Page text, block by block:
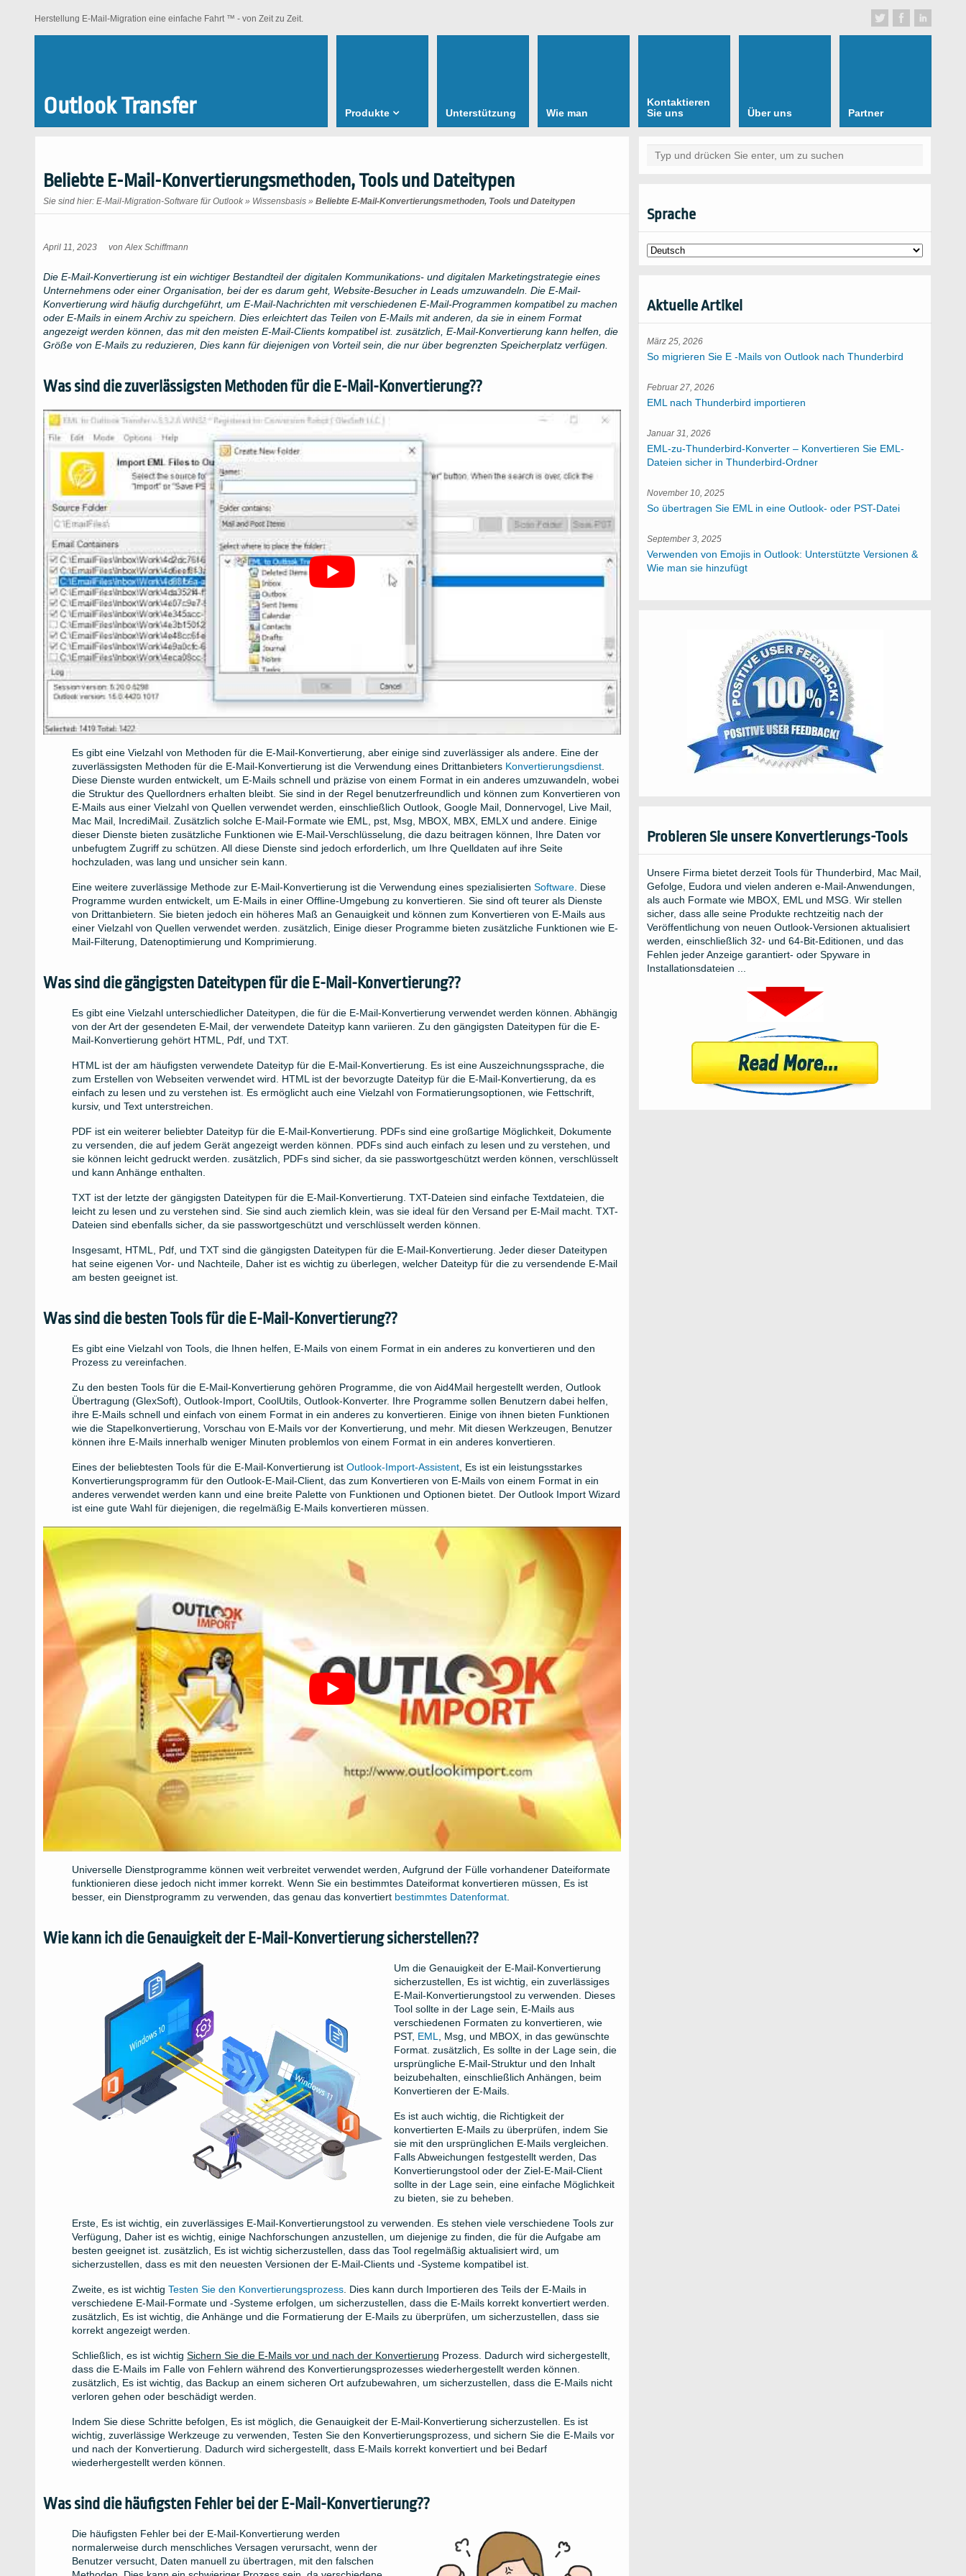
Herstellung E-Mail-Migration eine einfache Fahrt ™ - von Zeit zu Zeit.
Outlook Transfer Produkte Unterstützung Wie man
Kontaktieren
Sie uns
Über uns Partner
Beliebte E-Mail-Konvertierungsmethoden, Tools und Dateitypen
Sie sind hier: E-Mail-Migration-Software für Outlook » Wissensbasis » Beliebte E-Mail-Konvertierungsmethoden, Tools und Dateitypen
April 11, 2023 vonAlex Schiffmann
Die E-Mail-Konvertierung ist ein wichtiger Bestandteil der digitalen Kommunikations- und digitalen Marketingstrategie eines
Unternehmens oder einer Organisation, bei der es darum geht, Website-Besucher in Leads umzuwandeln. Die E-Mail-
Konvertierung wird häufig durchgeführt, um E-Mail-Nachrichten mit verschiedenen E-Mail-Programmen kompatibel zu machen
oder E-Mails in einem Archiv zu speichern. Dies erleichtert das Teilen von E-Mails mit anderen, da sie in einem Format
angezeigt werden können, das mit den meisten E-Mail-Clients kompatibel ist. zusätzlich, E-Mail-Konvertierung kann helfen, die
Größe von E-Mails zu reduzieren, Dies kann für diejenigen von Vorteil sein, die nur über begrenzten Speicherplatz verfügen.
Was sind die zuverlässigsten Methoden für die E-Mail-Konvertierung??
Es gibt eine Vielzahl von Methoden für die E-Mail-Konvertierung, aber einige sind zuverlässiger als andere. Eine der
zuverlässigsten Methoden für die E-Mail-Konvertierung ist die Verwendung eines Drittanbieters Konvertierungsdienst
Diese Dienste wurden entwickelt, um E-Mails schnell und präzise von einem Format in ein anderes umzuwandeln, wobei
die Struktur des Quellordners erhalten bleibt. Sie sind in der Regel benutzerfreundlich und können zum Konvertieren von
E-Mails aus einer Vielzahl von Quellen verwendet werden, einschließlich Outlook, Google Mail, Donnervogel, Live Mail,
Mac Mail, IncrediMail. Zusätzlich solche E-Mail-Formate wie EML, pst, Msg, MBOX, MBX, EMLX und andere. Einige
dieser Dienste bieten zusätzliche Funktionen wie E-Mail-Verschlüsselung, die dazu beitragen können, Ihre Daten vor
unbefugtem Zugriff zu schützen. All diese Dienste sind jedoch erforderlich, um Ihre Quelldaten auf ihre Seite
hochzuladen, was lang und unsicher sein kann.
Eine weitere zuverlässige Methode zur E-Mail-Konvertierung ist die Verwendung eines spezialisierten Software . Diese
Programme wurden entwickelt, um E-Mails in einer Offline-Umgebung zu konvertieren. Sie sind oft teurer als Dienste
von Drittanbietern. Sie bieten jedoch ein höheres Maß an Genauigkeit und können zum Konvertieren von E-Mails aus
einer Vielzahl von Quellen verwendet werden. zusätzlich, Einige dieser Programme bieten zusätzliche Funktionen wie E-
Mail-Filterung, Datenoptimierung und Komprimierung.
Was sind die gängigsten Dateitypen für die E-Mail-Konvertierung??
Es gibt eine Vielzahl unterschiedlicher Dateitypen, die für die E-Mail-Konvertierung verwendet werden können. Abhängig
von der Art der gesendeten E-Mail, der verwendete Dateityp kann variieren. Zu den gängigsten Dateitypen für die E-
Mail-Konvertierung gehört HTML, Pdf, und TXT.
HTML ist der am häufigsten verwendete Dateityp für die E-Mail-Konvertierung. Es ist eine Auszeichnungssprache, die
zum Erstellen von Webseiten verwendet wird. HTML ist der bevorzugte Dateityp für die E-Mail-Konvertierung, da es
einfach zu lesen und zu verstehen ist. Es ermöglicht auch eine Vielzahl von Formatierungsoptionen, wie Fettschrift,
kursiv, und Text unterstreichen.
PDF ist ein weiterer beliebter Dateityp für die E-Mail-Konvertierung. PDFs sind eine großartige Möglichkeit, Dokumente
zu versenden, die auf jedem Gerät angezeigt werden können. PDFs sind auch einfach zu lesen und zu verstehen, und
sie können leicht gedruckt werden. zusätzlich, PDFs sind sicher, da sie passwortgeschützt werden können, verschlüsselt
und kann Anhänge enthalten.
TXT ist der letzte der gängigsten Dateitypen für die E-Mail-Konvertierung. TXT-Dateien sind einfache Textdateien, die
leicht zu lesen und zu verstehen sind. Sie sind auch ziemlich klein, was sie ideal für den Versand per E-Mail macht. TXT-
Dateien sind ebenfalls sicher, da sie passwortgeschützt und verschlüsselt werden können.
Insgesamt, HTML, Pdf, und TXT sind die gängigsten Dateitypen für die E-Mail-Konvertierung. Jeder dieser Dateitypen
hat seine eigenen Vor- und Nachteile, Daher ist es wichtig zu überlegen, welcher Dateityp für die zu versendende E-Mail
am besten geeignet ist.
Was sind die besten Tools für die E-Mail-Konvertierung??
Es gibt eine Vielzahl von Tools, die Ihnen helfen, E-Mails von einem Format in ein anderes zu konvertieren und den
Prozess zu vereinfachen.
Zu den besten Tools für die E-Mail-Konvertierung gehören Programme, die von Aid4Mail hergestellt werden, Outlook
Übertragung (GlexSoft), Outlook-Import, CoolUtils, Outlook-Konverter. Ihre Programme sollen Benutzern dabei helfen,
ihre E-Mails schnell und einfach von einem Format in ein anderes zu konvertieren. Einige von ihnen bieten Funktionen
wie die Stapelkonvertierung, Vorschau von E-Mails vor der Konvertierung, und mehr. Mit diesen Werkzeugen, Benutzer
können ihre E-Mails innerhalb weniger Minuten problemlos von einem Format in ein anderes konvertieren.
Eines der beliebtesten Tools für die E-Mail-Konvertierung ist Outlook-Import-Assistent , Es ist ein leistungsstarkes
Konvertierungsprogramm für den Outlook-E-Mail-Client, das zum Konvertieren von E-Mails von einem Format in ein
anderes verwendet werden kann und eine breite Palette von Funktionen und Optionen bietet. Der Outlook Import Wizard
ist eine gute Wahl für diejenigen, die regelmäßig E-Mails konvertieren müssen.
Universelle Dienstprogramme können weit verbreitet verwendet werden, Aufgrund der Fülle vorhandener Dateiformate
funktionieren diese jedoch nicht immer korrekt. Wenn Sie ein bestimmtes Dateiformat konvertieren müssen, Es ist
besser, ein Dienstprogramm zu verwenden, das genau das konvertiert bestimmtes Datenformat
Wie kann ich die Genauigkeit der E-Mail-Konvertierung sicherstellen??
Um die Genauigkeit der E-Mail-Konvertierung
sicherzustellen, Es ist wichtig, ein zuverlässiges
E-Mail-Konvertierungstool zu verwenden. Dieses
Tool sollte in der Lage sein, E-Mails aus
verschiedenen Formaten zu konvertieren, wie
PST, EML
, Msg, und MBOX, in das gewünschte
Format. zusätzlich, Es sollte in der Lage sein, die
ursprüngliche E-Mail-Struktur und den Inhalt
beizubehalten, einschließlich Anhängen, beim
Konvertieren der E-Mails.
Es ist auch wichtig, die Richtigkeit der
konvertierten E-Mails zu überprüfen, indem Sie
sie mit den ursprünglichen E-Mails vergleichen.
Falls Abweichungen festgestellt werden, Das
Konvertierungstool oder der Ziel-E-Mail-Client
sollte in der Lage sein, eine einfache Möglichkeit
zu bieten, sie zu beheben.
Erste, Es ist wichtig, ein zuverlässiges E-Mail-Konvertierungstool zu verwenden. Es stehen viele verschiedene Tools zur
Verfügung, Daher ist es wichtig, einige Nachforschungen anzustellen, um diejenige zu finden, die für die Aufgabe am
besten geeignet ist. zusätzlich, Es ist wichtig sicherzustellen, dass das Tool regelmäßig aktualisiert wird, um
sicherzustellen, dass es mit den neuesten Versionen der E-Mail-Clients und -Systeme kompatibel ist.
Zweite, es ist wichtig Testen Sie den Konvertierungsprozess . Dies kann durch Importieren des Teils der E-Mails in
verschiedene E-Mail-Formate und -Systeme erfolgen, um sicherzustellen, dass die E-Mails korrekt konvertiert werden.
zusätzlich, Es ist wichtig, die Anhänge und die Formatierung der E-Mails zu überprüfen, um sicherzustellen, dass sie
korrekt angezeigt werden.
Schließlich, es ist wichtig Sichern Sie die E-Mails vor und nach der Konvertierung Prozess. Dadurch wird sichergestellt,
dass die E-Mails im Falle von Fehlern während des Konvertierungsprozesses wiederhergestellt werden können.
zusätzlich, Es ist wichtig, das Backup an einem sicheren Ort aufzubewahren, um sicherzustellen, dass die E-Mails nicht
verloren gehen oder beschädigt werden.
Indem Sie diese Schritte befolgen, Es ist möglich, die Genauigkeit der E-Mail-Konvertierung sicherzustellen. Es ist
wichtig, zuverlässige Werkzeuge zu verwenden, Testen Sie den Konvertierungsprozess, und sichern Sie die E-Mails vor
und nach der Konvertierung. Dadurch wird sichergestellt, dass E-Mails korrekt konvertiert und bei Bedarf
wiederhergestellt werden können.
Was sind die häufigsten Fehler bei der E-Mail-Konvertierung??
Die häufigsten Fehler bei der E-Mail-Konvertierung werden
normalerweise durch menschliches Versagen verursacht, wenn der
Benutzer versucht, Daten manuell zu übertragen, mit den falschen
Sprache
Aktuelle Artikel
März 25, 2026
So migrieren Sie E -Mails von Outlook nach Thunderbird
Februar 27, 2026
EML nach Thunderbird importieren
Januar 31, 2026
EML-zu-Thunderbird-Konverter – Konvertieren Sie EML-
Dateien sicher in Thunderbird-Ordner
November 10, 2025
So übertragen Sie EML in eine Outlook- oder PST-Datei
September 3, 2025
Verwenden von Emojis in Outlook: Unterstützte Versionen &
Wie man sie hinzufügt
Probieren Sie unsere Konvertierungs-Tools
Unsere Firma bietet derzeit Tools für Thunderbird, Mac Mail,
Gefolge, Eudora und vielen anderen e-Mail-Anwendungen,
als auch Formate wie MBOX, EML und MSG. Wir stellen
sicher, dass alle seine Produkte rechtzeitig nach der
Veröffentlichung von neuen Outlook-Versionen aktualisiert
werden, einschließlich 32- und 64-Bit-Editionen, und das
Fehlen jeder Anzeige garantiert- oder Spyware in
Installationsdateien ...